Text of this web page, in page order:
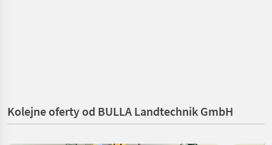
Kolejne oferty od BULLA Landtechnik GmbH